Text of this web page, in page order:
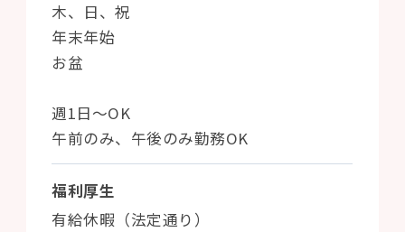
木、日、祝
年末年始
お盆
週1日～OK
午前のみ、午後のみ勤務OK
福利厚生
有給休暇（法定通り）